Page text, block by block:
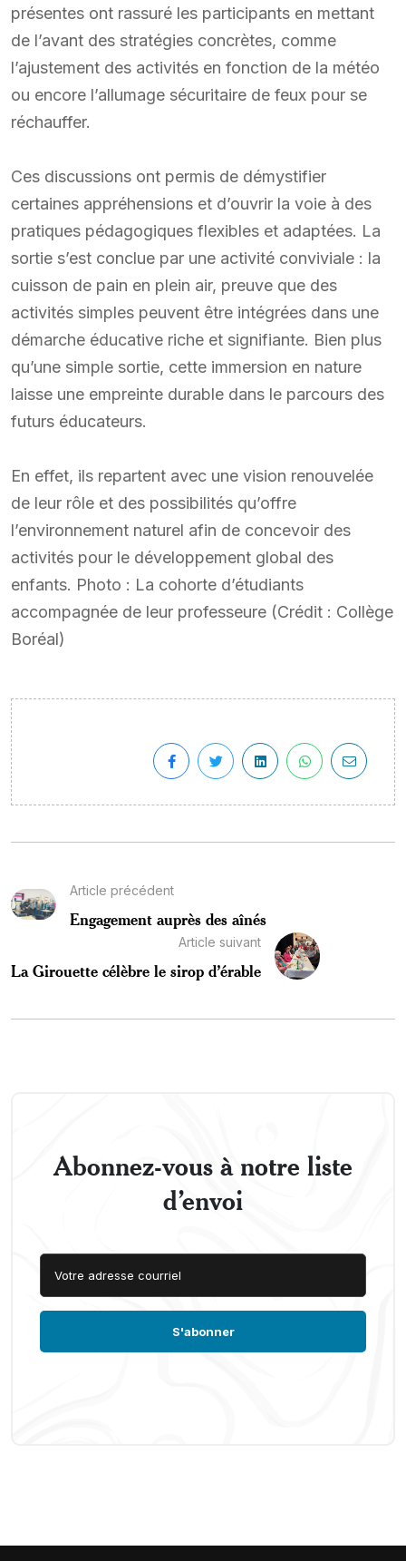
présentes ont rassuré les participants en mettant
de l’avant des stratégies concrètes, comme
l’ajustement des activités en fonction de la météo
ou encore l’allumage sécuritaire de feux pour se
réchauffer.
Ces discussions ont permis de démystifier
certaines appréhensions et d’ouvrir la voie à des
pratiques pédagogiques flexibles et adaptées. La
sortie s’est conclue par une activité conviviale : la
cuisson de pain en plein air, preuve que des
activités simples peuvent être intégrées dans une
démarche éducative riche et signifiante. Bien plus
qu’une simple sortie, cette immersion en nature
laisse une empreinte durable dans le parcours des
futurs éducateurs.
En effet, ils repartent avec une vision renouvelée
de leur rôle et des possibilités qu’offre
l’environnement naturel afin de concevoir des
activités pour le développement global des
enfants. Photo : La cohorte d’étudiants
accompagnée de leur professeure (Crédit : Collège
Boréal)
Article précédent
Engagement auprès des aînés
Article suivant
La Girouette célèbre le sirop d’érable
Abonnez-vous à notre liste
d’envoi